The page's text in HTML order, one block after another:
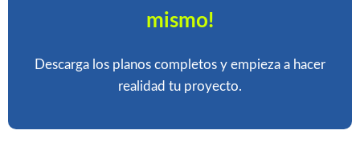
mismo!
Descarga los planos completos y empieza a hacer
realidad tu proyecto.